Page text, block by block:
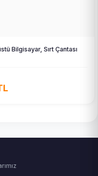
Bilgisayar, Sırt Çantası